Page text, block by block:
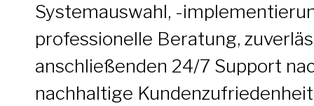
Systemauswahl, -
professionelle Beratung,
anschließenden 24/7 Support
nachhaltige